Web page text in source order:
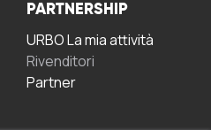
PARTNERSHIP
URBO La mia attività
Rivenditori
Partner